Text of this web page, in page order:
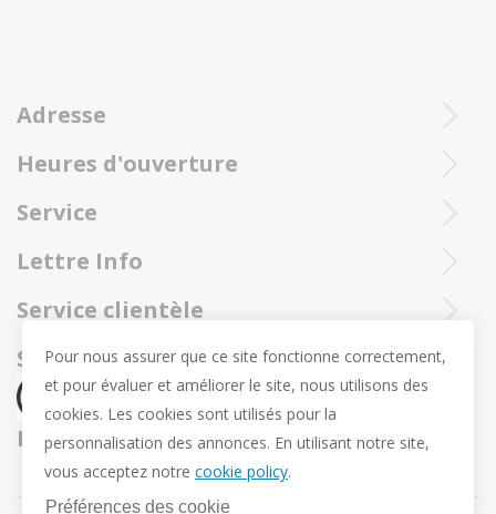
Adresse
Ieperstraat 3
057 33 34 61
info@juwelennevejan.be
Heures d'ouverture
Mar - sam : 10h- 12h et 13u30 - 18u
Service
Contactez notre service client Trollbeadsonline au
+32 057 33 34 61
ou contactez-nous parcourrier.
Lettre Info
Voulez-vous être tenu au courant de nos nouveaux
Service clientèle
Sur nous
Révocation
Retour et échange
Vie privée
Conditions Générales
Social media
Nous expédions par
Pour nous assurer que ce site fonctionne correctement,
et pour évaluer et améliorer le site, nous utilisons des
cookies. Les cookies sont utilisés pour la
personnalisation des annonces. En utilisant notre site,
vous acceptez notre cookie policy.
Préférences des cookie